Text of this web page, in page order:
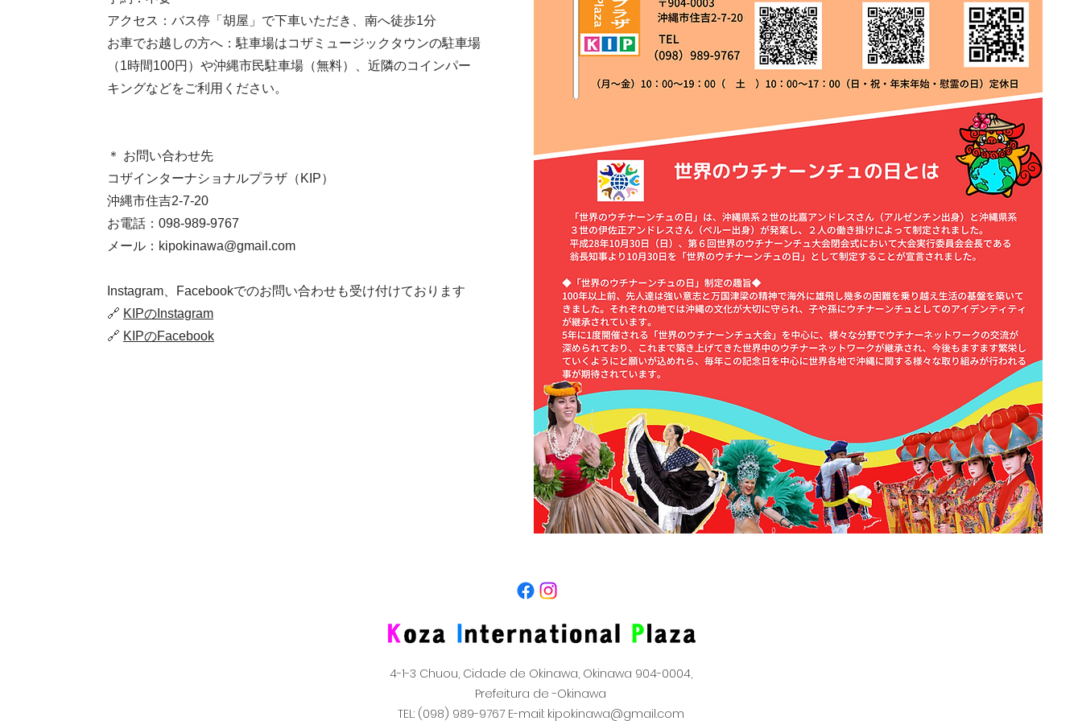
​アクセス：バス停「胡屋」で下車いただき、南へ徒歩1分
お車でお越しの方へ： 駐車場はコザミュージックタウンの駐車場
（1時間100円）や沖縄市民駐車場（無料）、近隣のコインパー
キングなどをご利用ください。
＊ お問い合わせ先
コザインターナショナルプラザ（KIP）
沖縄市住吉2-7-20
お電話：098-989-9767
メール： kipokinawa@gmail.com
Instagram、Facebookでのお問い合わせも受け付けております
🔗 KIPのInstagram
🔗 KIPのFacebook
4-1-3 Chuou, Cidade de Okinawa, Okinawa 904-0004,
Prefeitura de -Okinawa
TEL: (098) 989-9767 E-mail: kipokinawa@gmail.com